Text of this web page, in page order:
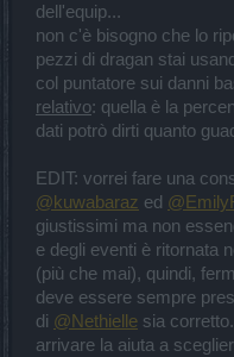
dell'equip...
non c'è bisogno che lo
pezzi di dragan stai
col puntatore sui danni
relativo: quella è la
dati potrò dirti quanto
EDIT: vorrei fare una
@kuwabaraz ed
giustissimi ma non
e degli eventi è ritornata
(più che mai), quindi,
deve essere sempre
di @Nethielle sia
arrivare la aiuta a